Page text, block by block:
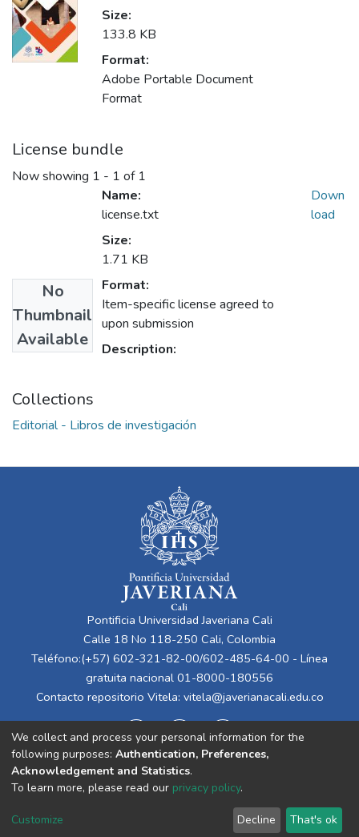
Size:
133.8 KB
Format:
Adobe Portable Document
Format
License bundle
Now showing 1 - 1 of 1
No
Thumbnail
Available
Name:
license.txt
Size:
1.71 KB
Format:
Item-specific license agreed to
upon submission
Description:
Down
load
Collections
Editorial - Libros de investigación
Pontificia Universidad Javeriana Cali
Calle 18 No 118-250 Cali, Colombia
Teléfono:(+57) 602-321-82-00/602-485-64-00 - Línea
gratuita nacional 01-8000-180556
Contacto repositorio Vitela: vitela@javerianacali.edu.co
Cookie
End User
Agreement
Send
Feedback
We collect and process your personal information for the
following purposes: Authentication, Preferences,
Acknowledgement and Statistics.
To learn more, please read our privacy policy.
Customize Decline That's ok